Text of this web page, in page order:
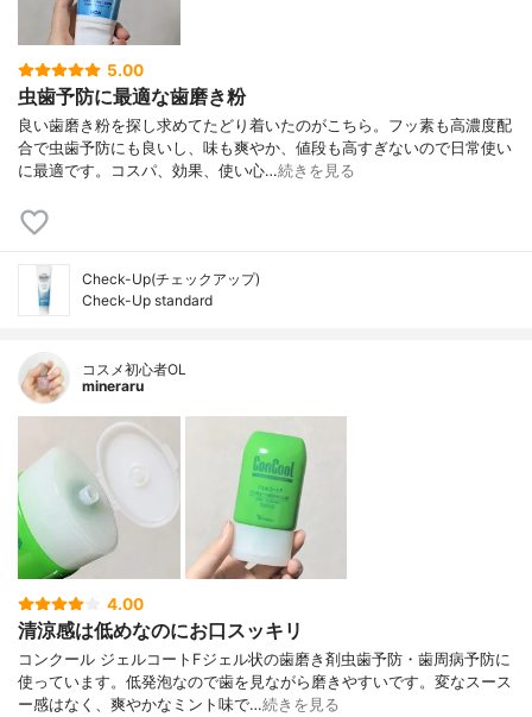
5.00
虫歯予防に最適な歯磨き粉
良い歯磨き粉を探し求めてたどり着いたのがこちら。フッ素も高濃度配
合で虫歯予防にも良いし、味も爽やか、値段も高すぎないので日常使い
に最適です。コスパ、効果、使い心…続きを見る
Check-Up(チェックアップ)
Check-Up standard
コスメ初心者OL
mineraru
4.00
清涼感は低めなのにお口スッキリ
コンクール ジェルコートFジェル状の歯磨き剤虫歯予防・歯周病予防に
使っています。低発泡なので歯を見ながら磨きやすいです。変なスース
ー感はなく、爽やかなミント味で…続きを見る